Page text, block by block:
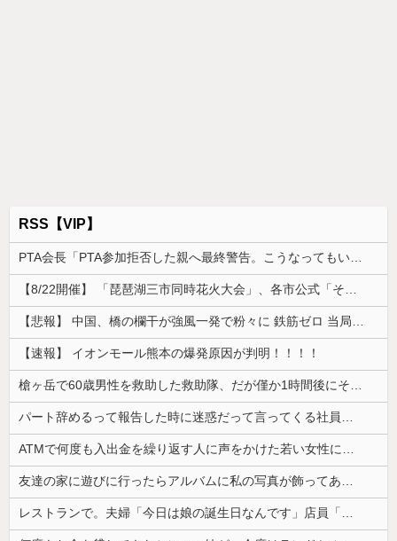
RSS【VIP】
【速報】 イオンモール熊本の爆発原因が判明！！！！